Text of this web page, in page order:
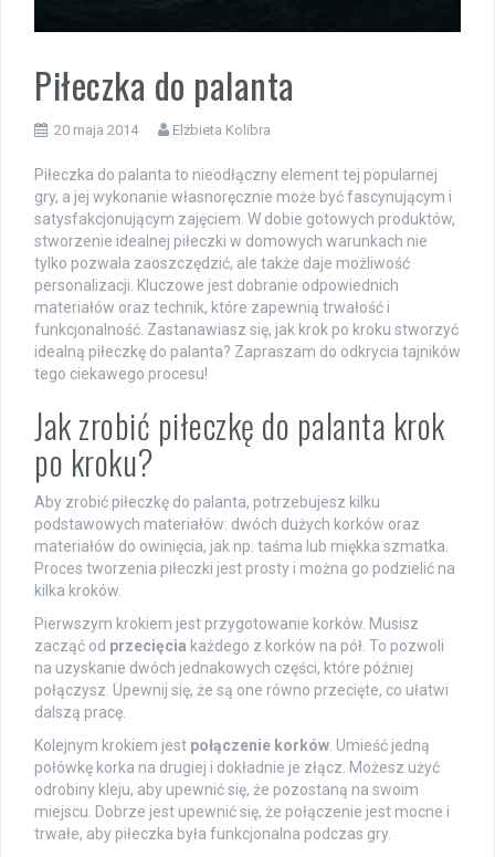
Piłeczka do palanta
20 maja 2014 Elżbieta Kolibra
Piłeczka do palanta to nieodłączny element tej popularnej
gry, a jej wykonanie własnoręcznie może być fascynującym i
satysfakcjonującym zajęciem. W dobie gotowych produktów,
stworzenie idealnej piłeczki w domowych warunkach nie
tylko pozwala zaoszczędzić, ale także daje możliwość
personalizacji. Kluczowe jest dobranie odpowiednich
materiałów oraz technik, które zapewnią trwałość i
funkcjonalność. Zastanawiasz się, jak krok po kroku stworzyć
idealną piłeczkę do palanta? Zapraszam do odkrycia tajników
tego ciekawego procesu!
Jak zrobić piłeczkę do palanta krok
po kroku?
Aby zrobić piłeczkę do palanta, potrzebujesz kilku
podstawowych materiałów: dwóch dużych korków oraz
materiałów do owinięcia, jak np. taśma lub miękka szmatka.
Proces tworzenia piłeczki jest prosty i można go podzielić na
kilka kroków.
Pierwszym krokiem jest przygotowanie korków. Musisz
zacząć od przecięcia każdego z korków na pół. To pozwoli
na uzyskanie dwóch jednakowych części, które później
połączysz. Upewnij się, że są one równo przecięte, co ułatwi
dalszą pracę.
Kolejnym krokiem jest połączenie korków. Umieść jedną
połówkę korka na drugiej i dokładnie je złącz. Możesz użyć
odrobiny kleju, aby upewnić się, że pozostaną na swoim
miejscu. Dobrze jest upewnić się, że połączenie jest mocne i
trwałe, aby piłeczka była funkcjonalna podczas gry.